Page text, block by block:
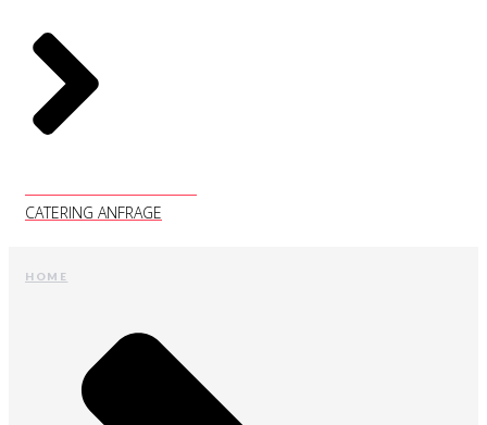
CATERING ANFRAGE
HOME